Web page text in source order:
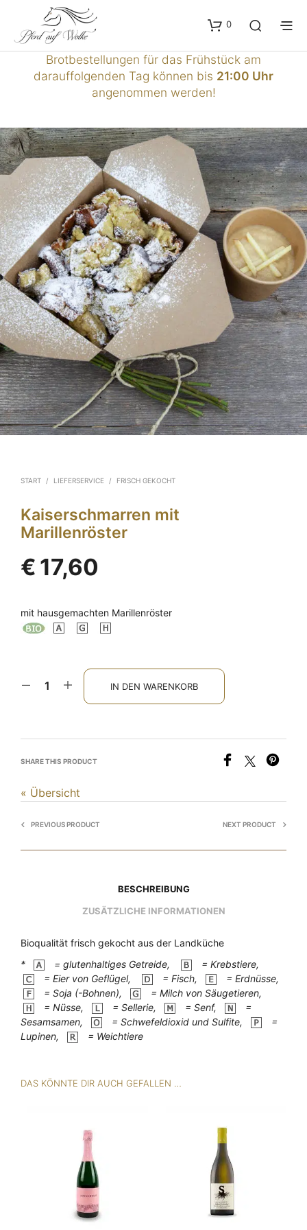
0
Brotbestellungen für das Frühstück am
darauffolgenden Tag können bis 21:00 Uhr
angenommen werden!
START / LIEFERSERVICE / FRISCH GEKOCHT
Kaiserschmarren mit
Marillenröster
€ 17,60
mit hausgemachten Marillenröster
IN DEN WARENKORB
SHARE THIS PRODUCT
« Übersicht
PREVIOUS PRODUCT NEXT PRODUCT
BESCHREIBUNG
ZUSÄTZLICHE INFORMATIONEN
Bioqualität frisch gekocht aus der Landküche
*
= glutenhaltiges Getreide,
= Krebstiere,
= Eier von Geflügel,
= Fisch,
= Erdnüsse,
= Soja (-Bohnen),
= Milch von Säugetieren,
= Nüsse,
= Sellerie, = Senf,
=
Sesamsamen,
= Schwefeldioxid und Sulfite,
=
Lupinen,
= Weichtiere
DAS KÖNNTE DIR AUCH GEFALLEN …